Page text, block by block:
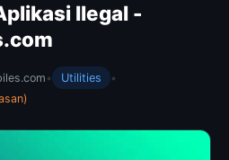
Ilegal -
• Utilities
•